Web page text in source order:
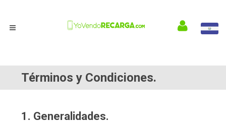
Términos y Condiciones.
1. Generalidades.